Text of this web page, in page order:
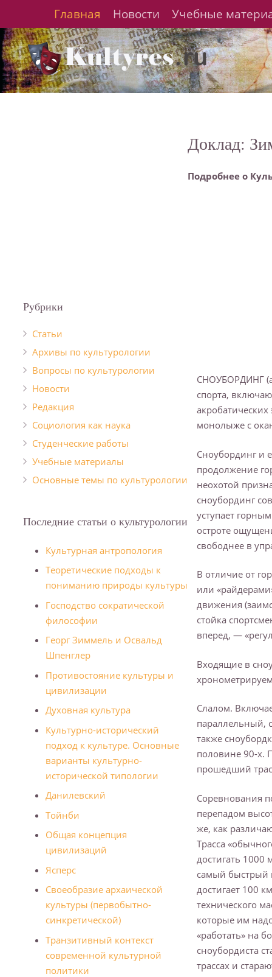
Главная Новости Учебные
Доклад:
Подробнее о
СНОУБОРДИНГ
спорта,
монолыже с
Сноубординг и
продолжение
неохотой
сноубординг
уступает
остроте
свободнее в
В отличие от
или
движения
стойка
вперед, —
Входящие в
Слалом.
параллельный,
также
половине 90-х.
прошедший
Соревнования
перепадом
же, как
Трасса
достигать
самый быстрый
достигает 100
технического
которые им
«работать» на
сноубордиста
трассах и
Рубрики
Cтатьи
Архивы по культурологии
Вопросы по культурологии
Новости
Редакция
Социология как наука
Студенческие работы
Учебные материалы
Основные темы по культурологии
Последние статьи о культурологии
Культурная антропология
Теоретические подходы к
пониманию природы культуры
Господство сократической
философии
Георг Зиммель и Освальд
Шпенглер
Противостояние культуры и
цивилизации
Духовная культура
Культурно-исторический
подход к культуре. Основные
варианты культурно-
исторической типологии
Данилевский
Тойнби
Общая концепция
цивилизаций
Ясперс
Своеобразие архаической
культуры (первобытно-
синкретической)
Транзитивный контекст
современной культурной
политики